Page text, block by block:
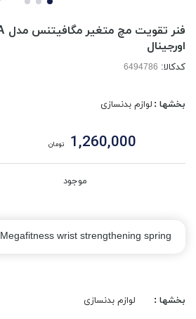
اورجینال
کدکالا:
بخشها : لوازم بدنسازی
1,260,000 تومان
موجود
Megafitness wrist strengthening spring
بخشها : لوازم بدنسازی